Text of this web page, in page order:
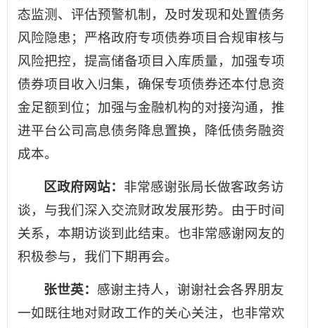
态监测、评估预警机制，及时发现和处置债务
风险隐患；严格政府专项债券项目合规审核与
风险把控，提高储备项目入库质量，加强专项
债券项目收入归集，确保专项债券还本付息资
金足额到位；加强与金融机构的对接沟通，推
进平台公司高息债务降息置换，降低债务融资
成本。
区政府网站： 非常感谢张局长做客政务访
谈，与我们深入交流财政发展形势。由于时间
关系，本期访谈到此结束。也非常感谢网友的
积极参与，我们下期再会。
张世英： 感谢主持人，谢谢社会各界朋友
一如既往地对财政工作的关心关注，也非常欢